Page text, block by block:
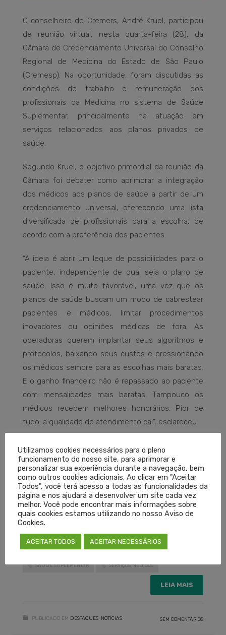
O conselheiro do Cremers, André Kruel, participou
de reunião virtual, nesta quarta-feira (28), da
Câmara de Credenciamento Universal do Conselho
Regional de Medicina do Estado de São Paulo
(Cremesp). Na oportunidade, foram discutidas as
condições de trabalho e remuneração dos
profissionais da Medicina no sistema de Saúde
Suplementar, principalmente na atuação em
serviços relacionados aos planos privados de
saúde.
Segundo Kruel, o objetivo primordial da reunião da
Câmara foi debater como aprimorar a integração
dos médicos aos planos de saúde a partir de um
credenciamento universal, oferecendo uma lista
diversificada de profissionais para a escolha, de
acordo com a preferência dos pacientes.
“A ideia é abrir um leque de possibilidades para o
paciente, independente de qual seja o plano de
saúde. Isso é muito favorável, uma vez que os
planos de saúde buscam um modo de cabrestear
pacientes e médicos, limitar procedimentos
inovadores ou opiniões médicas de fora. As
operadoras querem implantar seus algoritmos e
protocolos, baixando seus custos e pressionando
os médicos sempre para as escolhas mais baratas.
E o ganho financeiro não é repassado ao paciente
com mensalidades mais baratas. Tampouco os
médicos recebem melhores honorários. Pior de
tudo: a qualidade do atendimento cai”, esclareceu.
As reuniões da Câmara contam com a participação
de conselheiros, representantes das sociedades
de especialidades e dos Conselhos Regionais de
Medicina de todo o Brasil. A última reunião pode ser
conferida no Youtube:https://bit.ly/3zNdynJ.
ANS CONSELHO REGIONAL DE MEDICINA
CRM RS HONORÁRIOS MÉDICOS PLANOS DE SAÚDE
SAÚDE SUPLEMENTAR SERVIÇOS MÉDICOS
LEIA MAIS
PUBLICADO EM DESTAQUES NOTÍCIAS SEM COMENTÁRIOS
Utilizamos cookies necessários para o pleno
funcionamento do nosso site, para aprimorar e
personalizar sua experiência durante a navegação, bem
como outros cookies adicionais. Ao clicar em "Aceitar
Todos", você terá acesso a todas as funcionalidades da
página e nos ajudará a desenvolver um site cada vez
melhor. Você pode encontrar mais informações sobre
quais cookies estamos utilizando no nosso Aviso de
Cookies.
ACEITAR TODOS ACEITAR NECESSÁRIOS